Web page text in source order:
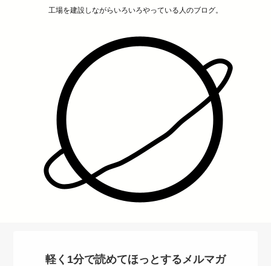
工場を建設しながらいろいろやっている人のブログ。
軽く1分で読めてほっとするメルマガ